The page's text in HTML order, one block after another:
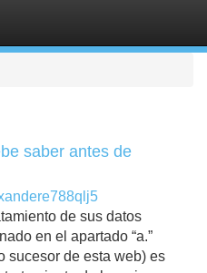
saber antes de
de sus datos
en el apartado “a.”
sucesor de esta web) es